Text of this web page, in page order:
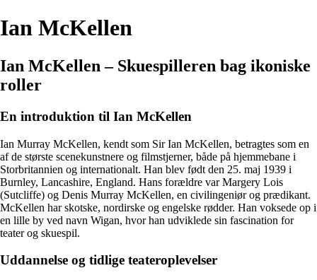
Ian McKellen
Ian McKellen – Skuespilleren bag ikoniske
roller
En introduktion til Ian McKellen
Ian Murray McKellen, kendt som Sir Ian McKellen, betragtes som en
af de største scenekunstnere og filmstjerner, både på hjemmebane i
Storbritannien og internationalt. Han blev født den 25. maj 1939 i
Burnley, Lancashire, England. Hans forældre var Margery Lois
(Sutcliffe) og Denis Murray McKellen, en civilingeniør og prædikant.
McKellen har skotske, nordirske og engelske rødder. Han voksede op i
en lille by ved navn Wigan, hvor han udviklede sin fascination for
teater og skuespil.
Uddannelse og tidlige teateroplevelser